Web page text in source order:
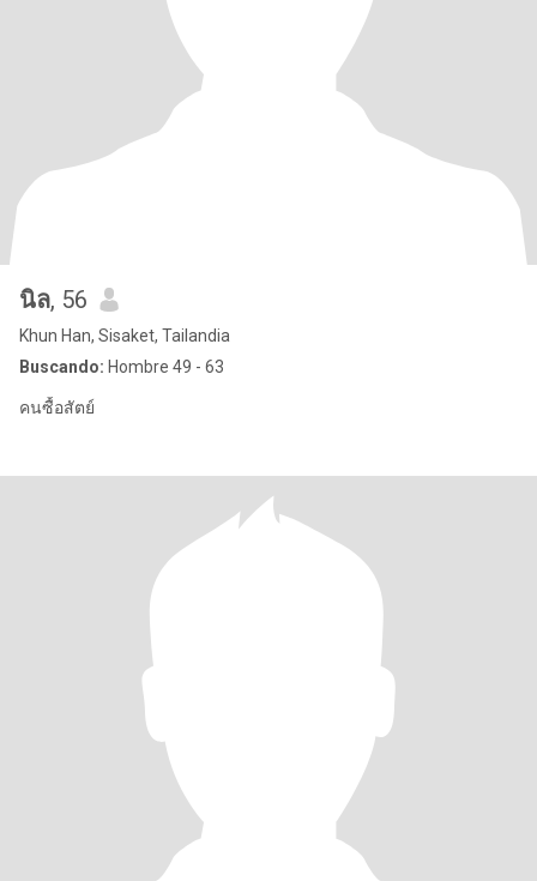
นิล, 56
Khun Han, Sisaket, Tailandia
Buscando: Hombre 49 - 63
คนซื้อสัตย์